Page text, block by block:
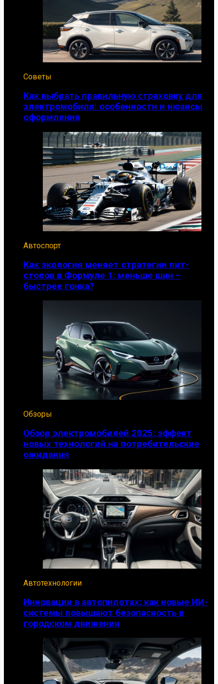
Советы
Как выбрать правильную страховку для
электромобиля: особенности и нюансы
оформления
Автоспорт
Как экология меняет стратегии пит-
стопов в Формуле 1: меньше шин –
быстрее гонка?
Обзоры
Обзор электромобилей 2025: эффект
новых технологий на потребительские
ожидания
Автотехнологии
Инновации в автопилотах: как новые ИИ-
системы повышают безопасность в
городском движении